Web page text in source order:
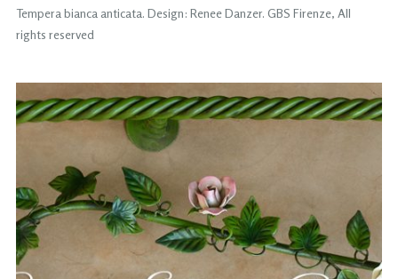
Tempera bianca anticata. Design: Renee Danzer. GBS Firenze, All
rights reserved